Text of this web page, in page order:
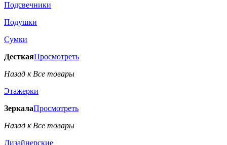
Подсвечники
Подушки
Сумки
ДесткаяПросмотреть
Назад к Все товары
Этажерки
ЗеркалаПросмотреть
Назад к Все товары
Дизайнерские